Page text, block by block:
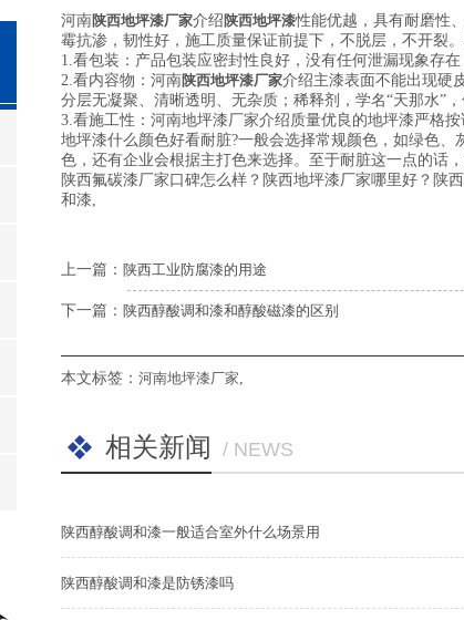
河南陕西地坪漆厂家介绍 陕西地坪漆性能优越，具有耐磨性
霉抗渗，韧性好，施工质量保证前提下，不脱层，不开裂
1.看包装：产品包装应密封性良好，没有任何泄漏现象存
2.看内容物：河南陕西地坪漆厂家介绍主漆表面不能出现硬
分层无凝聚、清晰透明、无杂质；稀释剂，学名“天那水”
3.看施工性：河南地坪漆厂家介绍质量优良的地坪漆严格
地坪漆什么颜色好看耐脏?一般会选择常规颜色，如绿色
色，还有企业会根据主打色来选择。至于耐脏这一点的话
陕西氟碳漆厂家口碑怎么样？陕西地坪漆厂家哪里好？陕
和漆,
上一篇： 陕西工业防腐漆的用途
下一篇： 陕西醇酸调和漆和醇酸磁漆的区别
本文标签： 河南地坪漆厂家
相关新闻 / NEWS
陕西醇酸调和漆一般适合室外什么场景用
陕西醇酸调和漆是防锈漆吗